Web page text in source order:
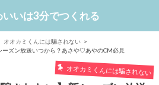
いいは3分でつくれる
オオカミくんには騙されない
ーズン放送いつから？あさや♡あやのCM必見
オオカミくんには騙されない